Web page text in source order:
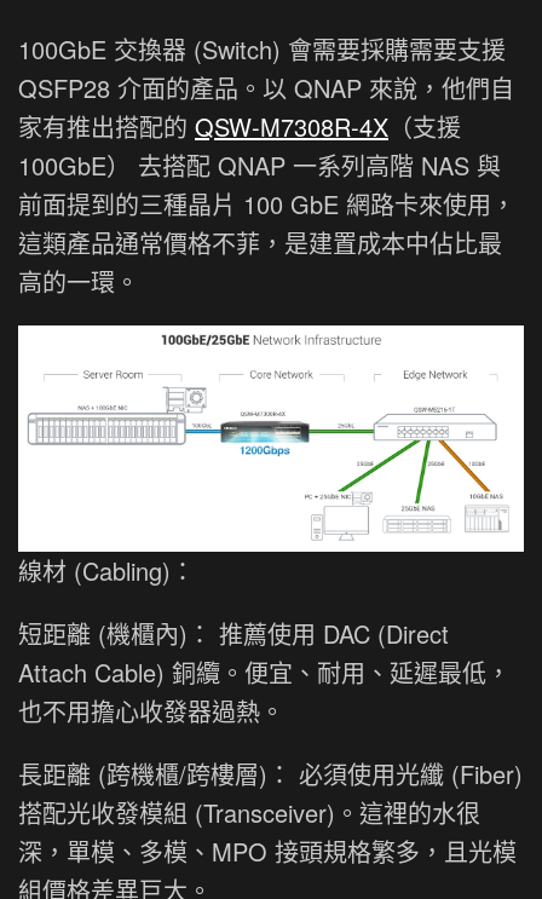
100GbE 交換器 (Switch) 會需要採購需要支援
QSFP28 介面的產品。以 QNAP 來說，他們自
家有推出搭配的 QSW-M7308R-4X （支援
100GbE） 去搭配 QNAP 一系列高階 NAS 與
前面提到的三種晶片 100 GbE 網路卡來使用，
這類產品通常價格不菲，是建置成本中佔比最
高的一環。
線材 (Cabling)：
短距離 (機櫃內)： 推薦使用 DAC (Direct
Attach Cable) 銅纜。便宜、耐用、延遲最低，
也不用擔心收發器過熱。
長距離 (跨機櫃/跨樓層)： 必須使用光纖 (Fiber)
搭配光收發模組 (Transceiver)。這裡的水很
深，單模、多模、MPO 接頭規格繁多，且光模
組價格差異巨大。